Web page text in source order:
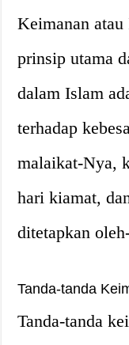
Keimanan atau
prinsip utama
dalam Islam
terhadap
malaikat-Nya,
hari kiamat,
ditetapkan
Tanda-tanda
Tanda-tanda